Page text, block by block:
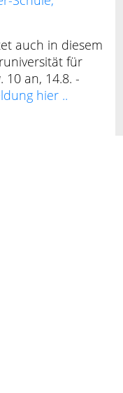
auch in diesem
für
10 an, 14.8. -
hier ..